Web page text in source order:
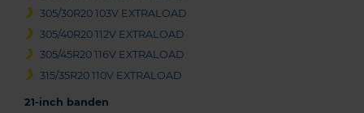
305/30R20 103V EXTRALOAD
305/40R20 112V EXTRALOAD
305/45R20 116V EXTRALOAD
315/35R20 110V EXTRALOAD
21-inch banden